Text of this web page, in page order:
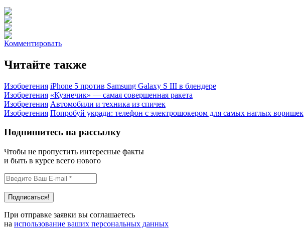
Комментировать
Читайте также
Изобретения iPhone 5 против Samsung Galaxy S III в блендере
Изобретения «Кузнечик» — самая совершенная ракета
Изобретения Автомобили и техника из спичек
Изобретения Попробуй укради: телефон с электрошокером для самых наглых воришек
Подпишитесь на рассылку
Чтобы не пропустить интересные факты
и быть в курсе всего нового
При отправке заявки вы соглашаетесь
на использование ваших персональных данных